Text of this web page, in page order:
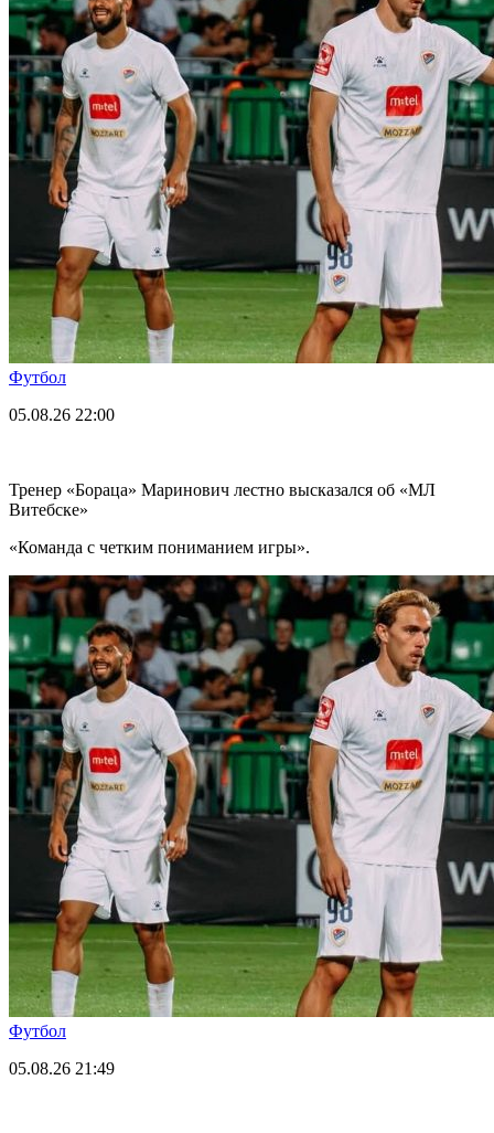
Футбол
05.08.26 22:00
Тренер «Бораца» Маринович лестно высказался об «МЛ
Витебске»
«Команда с четким пониманием игры».
Футбол
05.08.26 21:49